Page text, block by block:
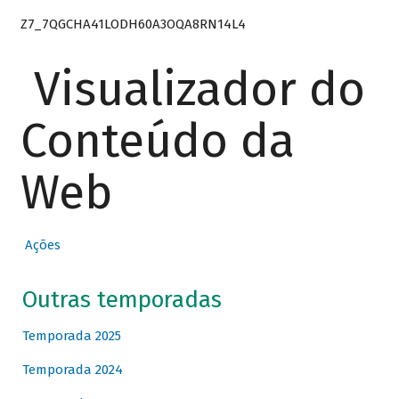
Z7_7QGCHA41LODH60A3OQA8RN14L4
Visualizador do
Conteúdo da
Web
Ações
Outras temporadas
Temporada 2025
Temporada 2024